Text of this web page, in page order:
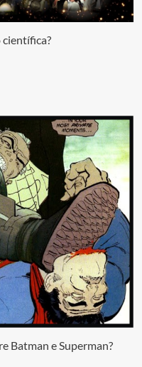
científica?
Batman e Superman?